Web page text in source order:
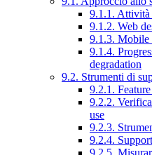
9.1.1.
9.1.2. Web
9.1.3. Mobile
9.1.4.
degradation
9.2. Strumenti di
9.2.1.
9.2.2.
use
9.2.3.
9.2.4.
9.2.5.